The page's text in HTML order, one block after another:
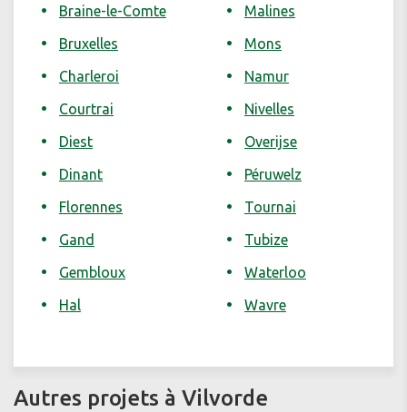
Braine-le-Comte
Bruxelles
Charleroi
Courtrai
Diest
Dinant
Florennes
Gand
Gembloux
Hal
Malines
Mons
Namur
Nivelles
Overijse
Péruwelz
Tournai
Tubize
Waterloo
Wavre
Autres projets à Vilvorde